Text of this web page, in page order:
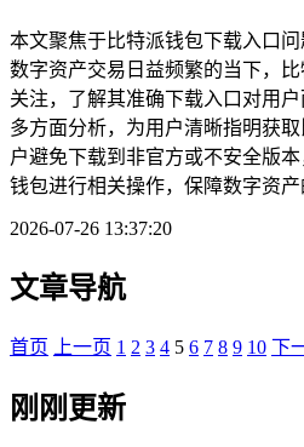
本文聚焦于比特派钱包下载入口
数字资产交易日益频繁的当下，
关注，了解其准确下载入口对用
多方面分析，为用户清晰指明获
户避免下载到非官方或不安全版
钱包进行相关操作，保障数字资
2026-07-26 13:37:20
文章导航
首页 上一页 1 2 3 4 5 6 7 8 9 10 下
刚刚更新